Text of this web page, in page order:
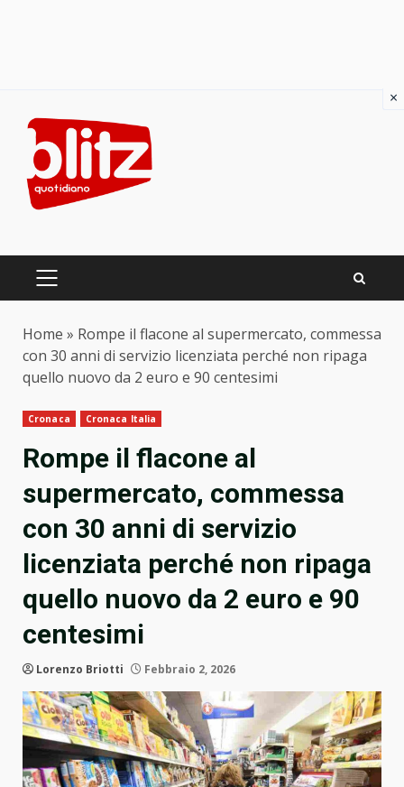
content
PRIMARY
Home » Rompe il flacone al supermercato, commessa
con 30 anni di servizio licenziata perché non ripaga
quello nuovo da 2 euro e 90 centesimi
Cronaca Cronaca Italia
Rompe il flacone al
supermercato, commessa
con 30 anni di servizio
licenziata perché non ripaga
quello nuovo da 2 euro e 90
centesimi
Lorenzo Briotti Febbraio 2, 2026
×